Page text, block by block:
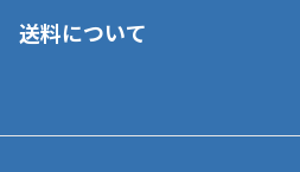
■代金引換(代引)※手数料がかかります
ご注文が確認出来次第、1～4営業日
業日にてお引渡しとなります。(離島
送料について